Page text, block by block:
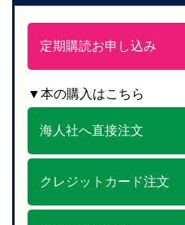
定期購読お申し込み
▼本の購入はこちら
海人社へ直接注文
クレジットカード注文